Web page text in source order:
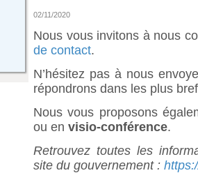
02/11/2020
Nous vous invitons à nous
de contact.
N’hésitez pas à nous
répondrons dans les plus
Nous vous proposons
ou en visio-conférence.
Retrouvez toutes les
site du gouvernement :